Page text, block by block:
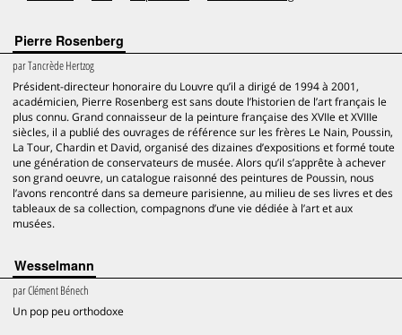
Pierre Rosenberg
parTancrède Hertzog
Président-directeur honoraire du Louvre qu’il a dirigé de 1994 à 2001,
académicien, Pierre Rosenberg est sans doute l’historien de l’art français le
plus connu. Grand connaisseur de la peinture française des XVIIe et XVIIIe
siècles, il a publié des ouvrages de référence sur les frères Le Nain, Poussin,
La Tour, Chardin et David, organisé des dizaines d’expositions et formé toute
une génération de conservateurs de musée. Alors qu’il s’apprête à achever
son grand oeuvre, un catalogue raisonné des peintures de Poussin, nous
l’avons rencontré dans sa demeure parisienne, au milieu de ses livres et des
tableaux de sa collection, compagnons d’une vie dédiée à l’art et aux
musées.
Wesselmann
parClément Bénech
Un pop peu orthodoxe